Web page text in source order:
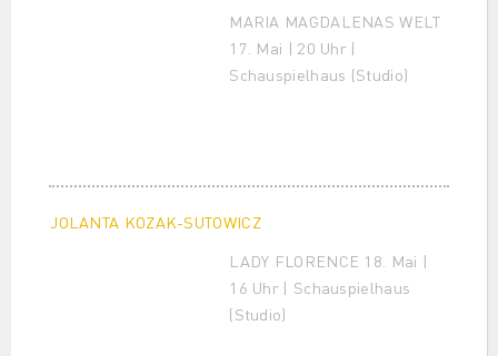
MARIA MAGDALENAS WELT
17. Mai | 20 Uhr |
Schauspielhaus (Studio)
JOLANTA KOZAK-SUTOWICZ
LADY FLORENCE 18. Mai |
16 Uhr | Schauspielhaus
(Studio)